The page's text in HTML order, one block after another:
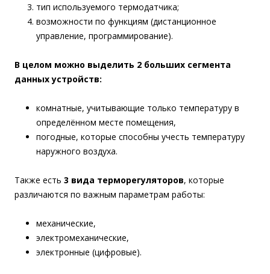
тип используемого термодатчика;
возможности по функциям (дистанционное
управление, программирование).
В целом можно выделить 2 больших сегмента
данных устройств:
комнатные, учитывающие только температуру в
определённом месте помещения,
погодные, которые способны учесть температуру
наружного воздуха.
Также есть 3 вида терморегуляторов, которые
различаются по важным параметрам работы:
механические,
электромеханические,
электронные (цифровые).